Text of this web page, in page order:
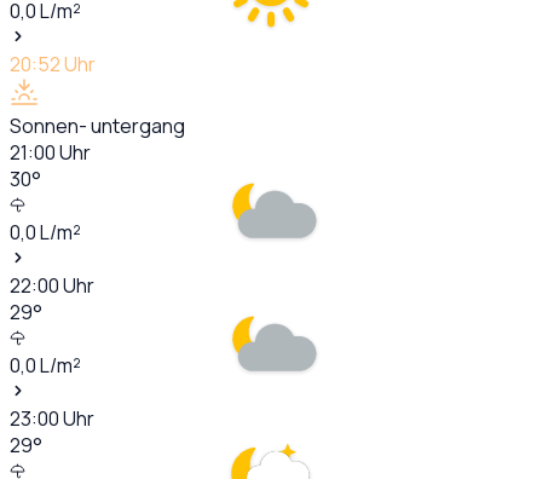
0,0L/m²
20:52Uhr
Sonnen- untergang
21:00Uhr
30°
0,0L/m²
22:00Uhr
29°
0,0L/m²
23:00Uhr
29°